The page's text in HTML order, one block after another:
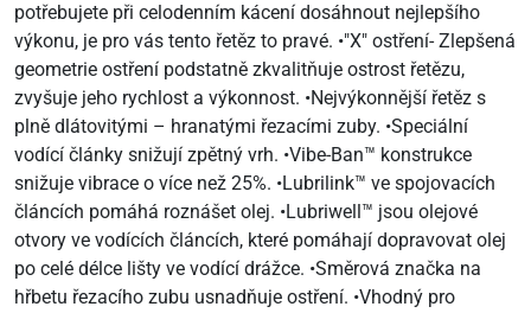
potřebujete při celodenním kácení dosáhnout nejlepšího
výkonu, je pro vás tento řetěz to pravé. •"X" ostření- Zlepšená
geometrie ostření podstatně zkvalitňuje ostrost řetězu,
zvyšuje jeho rychlost a výkonnost. •Nejvýkonnější řetěz s
plně dlátovitými – hranatými řezacími zuby. •Speciální
vodící články snižují zpětný vrh. •Vibe-Ban™ konstrukce
snižuje vibrace o více než 25%. •Lubrilink™ ve spojovacích
článcích pomáhá roznášet olej. •Lubriwell™ jsou olejové
otvory ve vodících článcích, které pomáhají dopravovat olej
po celé délce lišty ve vodící drážce. •Směrová značka na
hřbetu řezacího zubu usnadňuje ostření. •Vhodný pro